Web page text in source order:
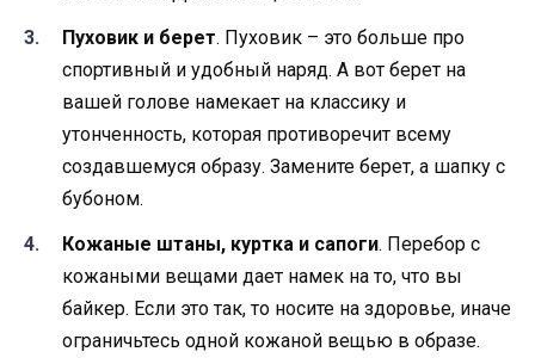
Пуховик и берет. Пуховик – это больше про
спортивный и удобный наряд. А вот берет на
вашей голове намекает на классику и
утонченность, которая противоречит всему
создавшемуся образу. Замените берет, а шапку с
бубоном.
Кожаные штаны, куртка и сапоги. Перебор с
кожаными вещами дает намек на то, что вы
байкер. Если это так, то носите на здоровье, иначе
ограничьтесь одной кожаной вещью в образе.